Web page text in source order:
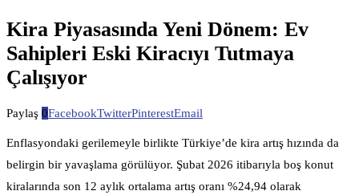
Kira Piyasasında Yeni Dönem: Ev
Sahipleri Eski Kiracıyı Tutmaya
Çalışıyor
Paylaş 0FacebookTwitterPinterestEmail
Enflasyondaki gerilemeyle birlikte Türkiye’de kira artış hızında da
belirgin bir yavaşlama görülüyor. Şubat 2026 itibarıyla boş konut
kiralarında son 12 aylık ortalama artış oranı %24,94 olarak